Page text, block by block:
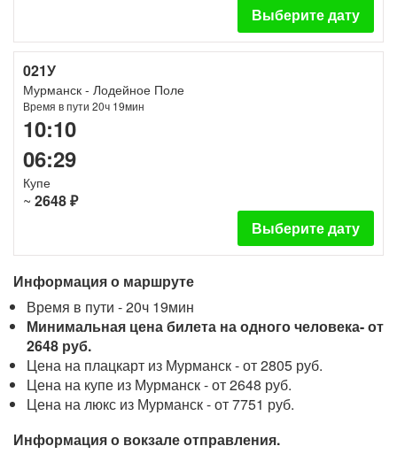
Выберите дату
021У
Мурманск - Лодейное Поле
Время в пути 20ч 19мин
10:10
06:29
Купе
~ 2648 ₽
Выберите дату
Информация о маршруте
Время в пути - 20ч 19мин
Минимальная цена билета на одного человека- от
2648 руб.
Цена на плацкарт из Мурманск - от 2805 руб.
Цена на купе из Мурманск - от 2648 руб.
Цена на люкс из Мурманск - от 7751 руб.
Информация о вокзале отправления.